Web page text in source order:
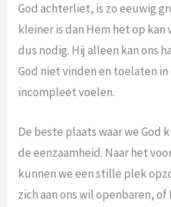
God achterliet, is zo eeuwig
kleiner is dan Hem het op kan
dus nodig. Hij alleen kan ons
God niet vinden en toelaten
incompleet voelen.
De beste plaats waar we God
de eenzaamheid. Naar het
kunnen we een stille plek
zich aan ons wil openbaren,